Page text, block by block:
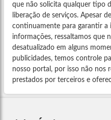
que não solicita qualquer tipo
liberação de serviços. Apesar
continuamente para garantir a
informações, ressaltamos que
desatualizado em alguns
publicidades, temos controle
nosso portal, por isso não nos
prestados por terceiros e